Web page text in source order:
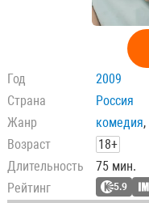
Год
2009
Страна
Россия
Жанр
комедия,
Возраст
18+
Длительность
75 мин.
Рейтинг
5.9